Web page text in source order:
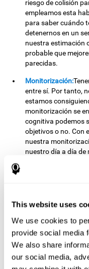
This website uses
We use cookies to
provide social media
We also share
our social media,
riesgo de colisión
empleamos esta
para saber cuándo
detenernos en un
nuestra estimación
probable que
parecidas.
Monitorización:
entre sí. Por tanto,
estamos
monitorización se
cognitiva podemos
objetivos o no. Con
nuestra
nuestro día a día de
Otras
Planificación:
piedra para evitar
porque podemos
esforzamos en
mejorar esta